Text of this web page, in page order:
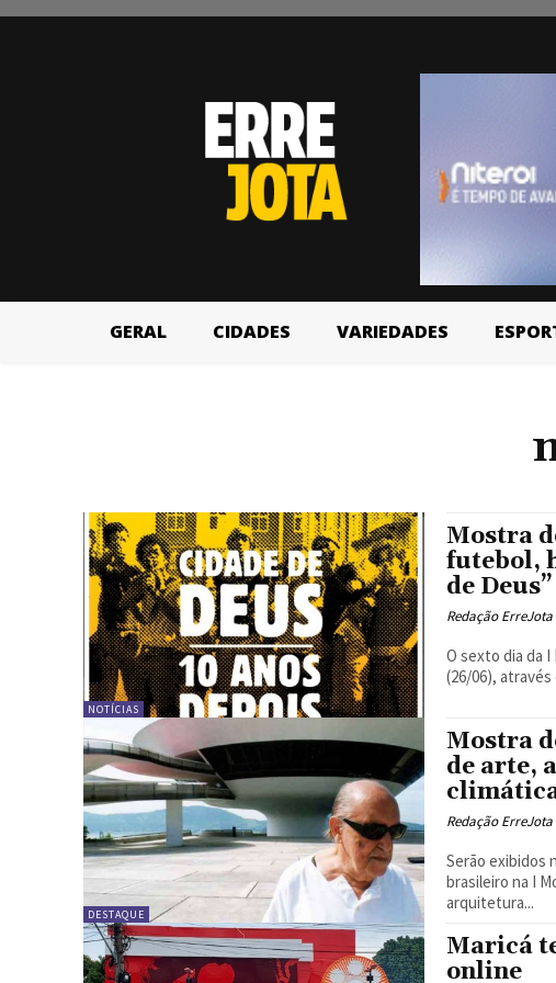
GERAL CIDADES VARIEDADES
NOTÍCIAS
Mostra
futebol,
de
Redação
O sexto dia da
(26/06),
DESTAQUE
Mostra
de arte,
Redação
Serão exibidos
brasileiro na I
arquitetura...
Maricá
online